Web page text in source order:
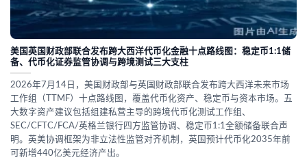
美国英国财政部联合发布跨大西洋代币化金融十点路线图：稳定币1:1储
备、代币化证券监管协调与跨境测试三大支柱
2026年7月14日，美国财政部与英国财政部联合发布跨大西洋未来市场
工作组（TTMF）十点路线图，覆盖代币化资产、稳定币与资本市场。五
大数字资产建议包括组建私营主导的跨境代币化测试工作组、
SEC/CFTC/FCA/英格兰银行四方监管协调、稳定币1:1全额储备联合声
明。英美协调框架为非立法性监管对齐机制，英国预计代币化2035年前
可新增440亿美元经济产出。